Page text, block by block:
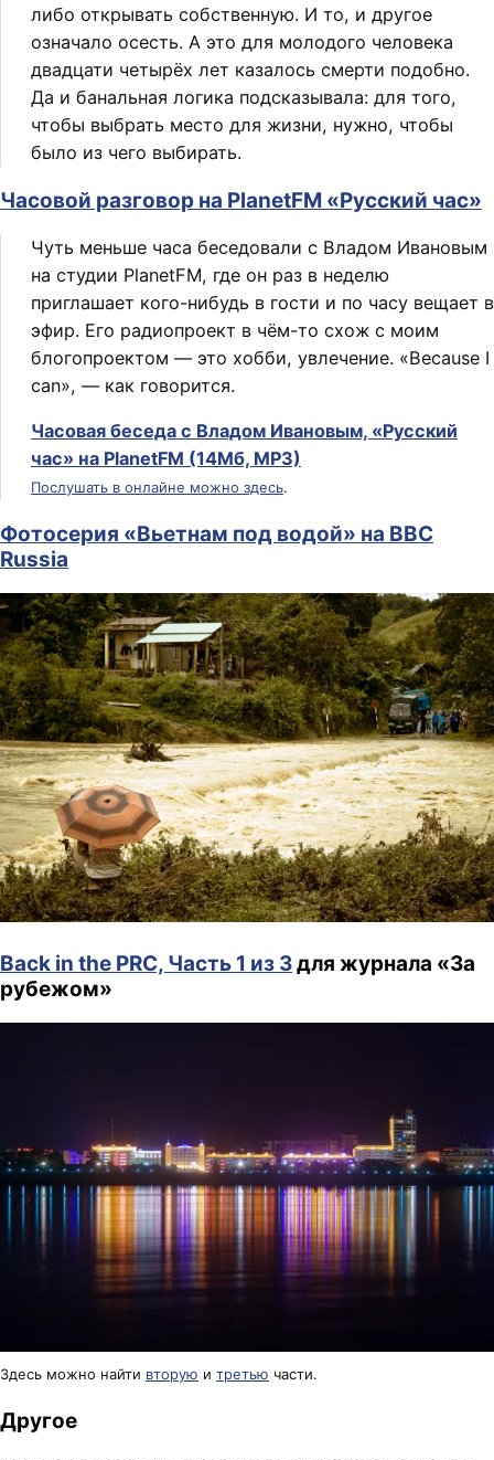
либо открывать собственную. И то, и другое
означало осесть. А это для молодого человека
двадцати четырёх лет казалось смерти подобно.
Да и банальная логика подсказывала: для того,
чтобы выбрать место для жизни, нужно, чтобы
было из чего выбирать.
Часовой разговор на PlanetFM «Русский час»
Чуть меньше часа беседовали с Владом Ивановым
на студии PlanetFM, где он раз в неделю
приглашает кого-нибудь в гости и по часу вещает в
эфир. Его радиопроект в чём-то схож с моим
блогопроектом — это хобби, увлечение. «Because I
can», — как говорится.
Часовая беседа с Владом Ивановым, «Русский
час» на PlanetFM (14Мб, MP3)
Послушать в онлайне можно здесь.
Фотосерия «Вьетнам под водой» на BBC
Russia
Back in the PRC, Часть 1 из 3для журнала «За
рубежом»
Здесь можно найти вторую и третью части.
Другое